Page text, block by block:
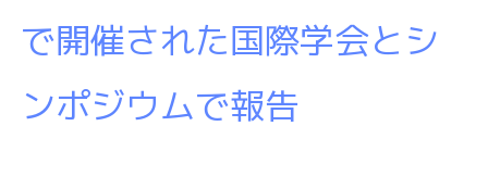
で開催された国際学会とシ
ンポジウムで報告